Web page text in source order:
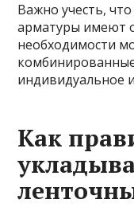
Важно учесть,
арматуры имеют
необходимости
индивидуальное
Как